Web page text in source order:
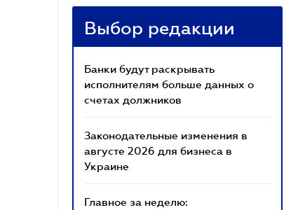
Выбор редакции
Банки будут раскрывать
исполнителям больше данных о
счетах должников
Законодательные изменения в
августе 2026 для бизнеса в
Украине
Главное за неделю: